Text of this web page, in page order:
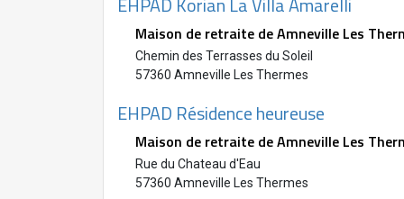
Maison de retraite de Amneville Les
Chemin des Terrasses du Soleil
57360 Amneville Les Thermes
EHPAD Résidence heureuse
Maison de retraite de Amneville Les
Rue du Chateau d'Eau
57360 Amneville Les Thermes